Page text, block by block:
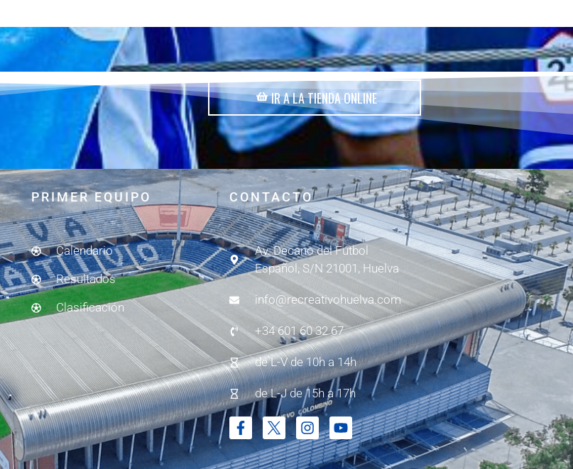
IR A LA TIENDA ONLINE
PRIMER EQUIPO
Calendario
Resultados
Clasificación
CONTACTO
Av. Decano del Fútbol
Español, S/N 21001, Huelva
info@recreativohuelva.com
+34 601 60 32 67
de L-V de 10h a 14h
de L-J de 15h a 17h